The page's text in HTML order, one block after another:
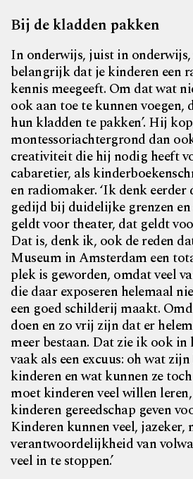
Bij de kladden pakken
In onderwijs, juist in
belangrijk dat je kinderen een
kennis meegeeft. Om dat wat
ook aan toe te kunnen voegen,
hun kladden te pakken’. Hij
montessoriachtergrond dan
creativiteit die hij nodig heeft
cabaretier, als
en radiomaker. ‘Ik denk
gedijd bij duidelijke grenzen
geldt voor theater, dat geldt
Dat is, denk ik, ook de reden
Museum in Amsterdam een
plek is geworden, omdat veel
die daar exposeren helemaal
een goed schilderij maakt.
doen en zo vrij zijn dat er
meer bestaan. Dat zie ik ook
vaak als een excuus: oh wat
kinderen en wat kunnen ze
moet kinderen veel willen
kinderen gereedschap geven
Kinderen kunnen veel, jazeker,
verantwoordelijkheid van
veel in te stoppen.’